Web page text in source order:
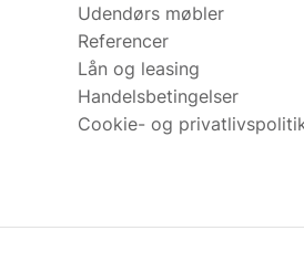
Udendørs møbler
Referencer
Lån og leasing
Handelsbetingelser
Cookie- og